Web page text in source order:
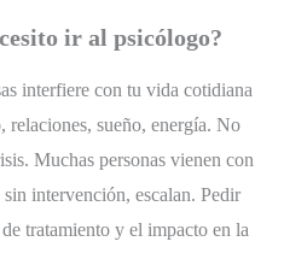
ir al psicólogo?
interfiere con tu vida cotidiana
relaciones, sueño, energía. No
Muchas personas vienen con
sin intervención, escalan. Pedir
de tratamiento y el impacto en la